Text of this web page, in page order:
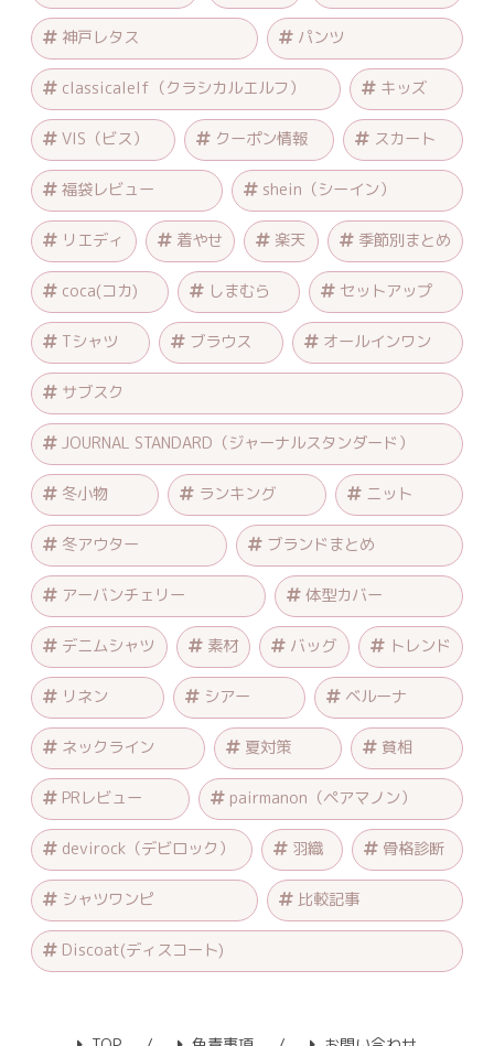
神戸レタス パンツ
classicalelf（クラシカルエルフ） キッズ
VIS（ビス） クーポン情報 スカート
福袋レビュー shein（シーイン）
リエディ 着やせ 楽天 季節別まとめ
coca(コカ) しまむら セットアップ
Tシャツ ブラウス オールインワン
サブスク
JOURNAL STANDARD（ジャーナルスタンダード）
冬小物 ランキング ニット
冬アウター ブランドまとめ
アーバンチェリー 体型カバー
デニムシャツ 素材 バッグ トレンド
リネン シアー ベルーナ
ネックライン 夏対策 貧相
PRレビュー pairmanon（ペアマノン）
devirock（デビロック） 羽織 骨格診断
シャツワンピ 比較記事
Discoat(ディスコート)